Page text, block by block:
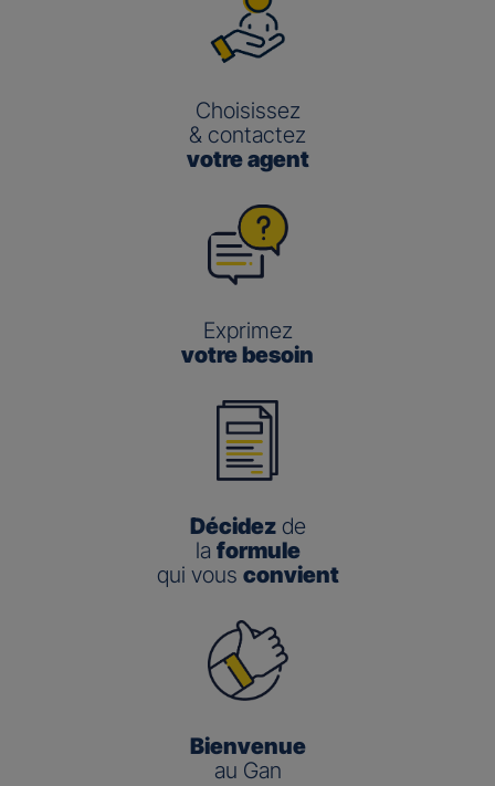
Choisissez
& contactez
votre agent
Exprimez
votre besoin
Décidezde
la formule
qui vous convient
Bienvenue
au Gan